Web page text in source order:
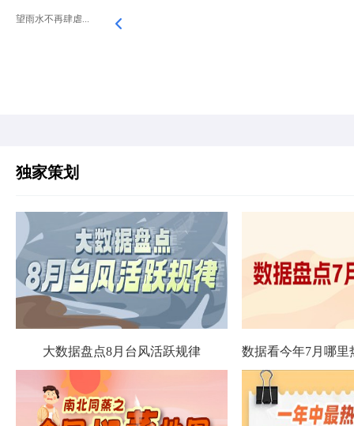
望雨水不再肆虐...
独家策划
大数据盘点8月台风活跃规律